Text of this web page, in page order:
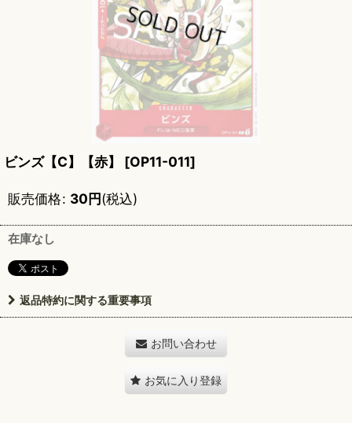
ビンズ【C】【赤】 [OP11-011]
販売価格: 30円(税込)
在庫なし
返品特約に関する重要事項
お問い合わせ
お気に入り登録